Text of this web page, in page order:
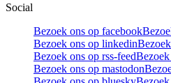
Social
Bezoek ons op facebook
Bezoek ons op linkedin
Bezoek ons op rss-feed
Bezoek ons op mastodon